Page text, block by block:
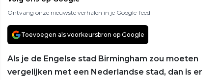
Ontvang onze nieuwste verhalen in je Google-feed
Toevoegen als voorkeursbron op Google
Als je de Engelse stad Birmingham zou moeten
vergelijken met een Nederlandse stad, dan is er